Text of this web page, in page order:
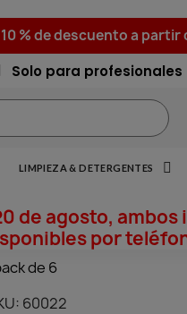
% de descuento a partir
Solo para profesionales
LIMPIEZA & DETERGENTES
de agosto,
por
de 6
60022